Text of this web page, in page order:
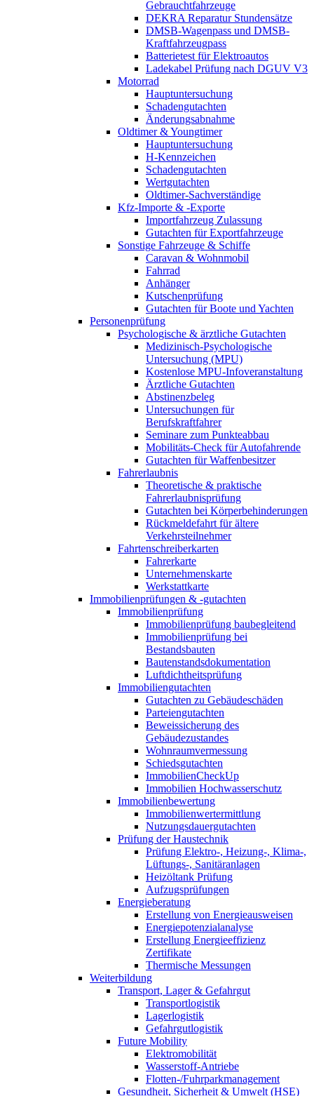
Gebrauchtfahrzeuge
DEKRA Reparatur Stundensätze
DMSB-Wagenpass und DMSB-
Kraftfahrzeugpass
Batterietest für Elektroautos
Ladekabel Prüfung nach DGUV V3
Motorrad
Hauptuntersuchung
Schadengutachten
Änderungsabnahme
Oldtimer & Youngtimer
Hauptuntersuchung
H-Kennzeichen
Schadengutachten
Wertgutachten
Oldtimer-Sachverständige
Kfz-Importe & -Exporte
Importfahrzeug Zulassung
Gutachten für Exportfahrzeuge
Sonstige Fahrzeuge & Schiffe
Caravan & Wohnmobil
Fahrrad
Anhänger
Kutschenprüfung
Gutachten für Boote und Yachten
Personenprüfung
Psychologische & ärztliche Gutachten
Medizinisch-Psychologische
Untersuchung (MPU)
Kostenlose MPU-Infoveranstaltung
Ärztliche Gutachten
Abstinenzbeleg
Untersuchungen für
Berufskraftfahrer
Seminare zum Punkteabbau
Mobilitäts-Check für Autofahrende
Gutachten für Waffenbesitzer
Fahrerlaubnis
Theoretische & praktische
Fahrerlaubnisprüfung
Gutachten bei Körperbehinderungen
Rückmeldefahrt für ältere
Verkehrsteilnehmer
Fahrtenschreiberkarten
Fahrerkarte
Unternehmenskarte
Werkstattkarte
Immobilienprüfungen & -gutachten
Immobilienprüfung
Immobilienprüfung baubegleitend
Immobilienprüfung bei
Bestandsbauten
Bautenstandsdokumentation
Luftdichtheitsprüfung
Immobiliengutachten
Gutachten zu Gebäudeschäden
Parteiengutachten
Beweissicherung des
Gebäudezustandes
Wohnraumvermessung
Schiedsgutachten
ImmobilienCheckUp
Immobilien Hochwasserschutz
Immobilienbewertung
Immobilienwertermittlung
Nutzungsdauergutachten
Prüfung der Haustechnik
Prüfung Elektro-, Heizung-, Klima-,
Lüftungs-, Sanitäranlagen
Heizöltank Prüfung
Aufzugsprüfungen
Energieberatung
Erstellung von Energieausweisen
Energiepotenzialanalyse
Erstellung Energieeffizienz
Zertifikate
Thermische Messungen
Weiterbildung
Transport, Lager & Gefahrgut
Transportlogistik
Lagerlogistik
Gefahrgutlogistik
Future Mobility
Elektromobilität
Wasserstoff-Antriebe
Flotten-/Fuhrparkmanagement
Gesundheit, Sicherheit & Umwelt (HSE)